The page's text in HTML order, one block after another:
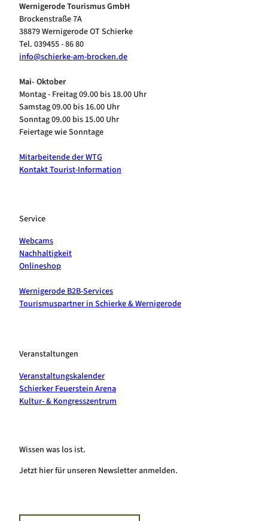
Wernigerode Tourismus GmbH
Brockenstraße 7A
38879 Wernigerode OT Schierke
Tel. 039455 - 86 80
info@schierke-am-brocken.de
Mai- Oktober
Montag - Freitag 09.00 bis 18.00 Uhr
Samstag 09.00 bis 16.00 Uhr
Sonntag 09.00 bis 15.00 Uhr
Feiertage wie Sonntage
Mitarbeitende der WTG
Kontakt Tourist-Information
Service
Webcams
Nachhaltigkeit
Onlineshop
Wernigerode B2B-Services
Tourismuspartner in Schierke & Wernigerode
Veranstaltungen
Veranstaltungskalender
Schierker Feuerstein Arena
Kultur- & Kongresszentrum
Wissen was los ist.
Jetzt hier für unseren Newsletter anmelden.